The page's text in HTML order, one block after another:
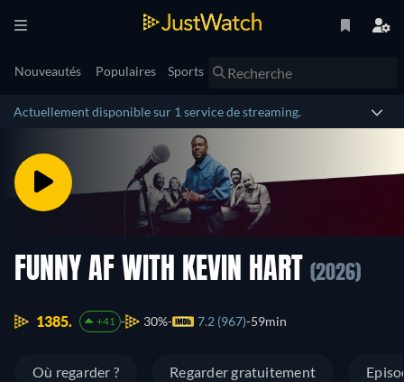
Nouveautés Populaires Sports
Actuellement disponible sur 1 service de streaming.
FUNNY AF WITH KEVIN HART (2026)
1385. +41 30% 7.2 (967) 59min
Où regarder ? Regarder gratuitement